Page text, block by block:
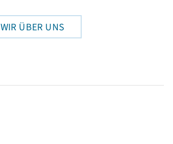
WIR ÜBER UNS